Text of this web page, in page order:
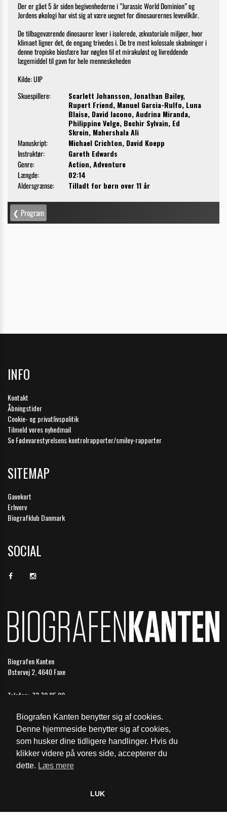
Biografen Kanten benytter sig af cookies.
Denne hjemmeside benytter sig af cookies,
som husker dine tidligere handlinger. Hvis du
klikker videre på vores side, accepterer du
dette. Læs mere
LUK
INFO
Kontakt
Åbningstider
Cookie- og privatlivspolitik
Tilmeld vores nyhedmail
Se Fødevarestyrelsens kontrolrapporter/smiley-rapporter
SITEMAP
Gavekort
Erhverv
Biografklub Danmark
SOCIAL
Biografen Kanten
Østervej 2, 4640 Faxe
Telefon: 73 70 85 99
Åbningstider
Cookie- og privatlivspolitik